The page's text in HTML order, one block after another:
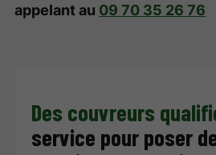
appelant au 09 70 35 26 76
Des couvreurs
service pour poser